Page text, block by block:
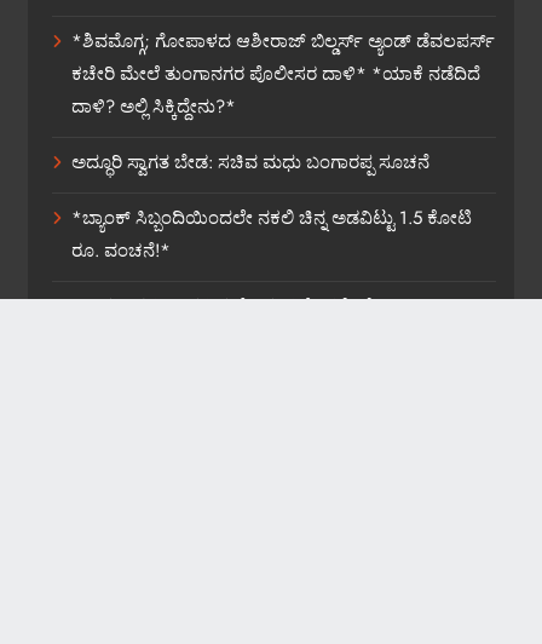
*ಶಿವಮೊಗ್ಗ; ಗೋಪಾಳದ ಆಶೀರಾಜ್ ಬಿಲ್ಡರ್ಸ್ ಅ್ಯಂಡ್ ಡೆವಲಪರ್ಸ್
ಕಚೇರಿ ಮೇಲೆ ತುಂಗಾನಗರ ಪೊಲೀಸರ ದಾಳಿ* *ಯಾಕೆ ನಡೆದಿದೆ
ದಾಳಿ? ಅಲ್ಲಿ ಸಿಕ್ಕಿದ್ದೇನು?*
ಅದ್ಧೂರಿ ಸ್ವಾಗತ ಬೇಡ: ಸಚಿವ ಮಧು ಬಂಗಾರಪ್ಪ ಸೂಚನೆ
*ಬ್ಯಾಂಕ್ ಸಿಬ್ಬಂದಿಯಿಂದಲೇ ನಕಲಿ ಚಿನ್ನ ಅಡವಿಟ್ಟು 1.5 ಕೋಟಿ
ರೂ. ವಂಚನೆ!*
*ಡಾಕ್ಟರ್ ಸರ್ಜಿ ಆತ್ಮವಿಮರ್ಶೆ ಮಾಡಿಕೊಳ್ಳಲಿ: ವೈ.ಎಚ್.ಎನ್.*